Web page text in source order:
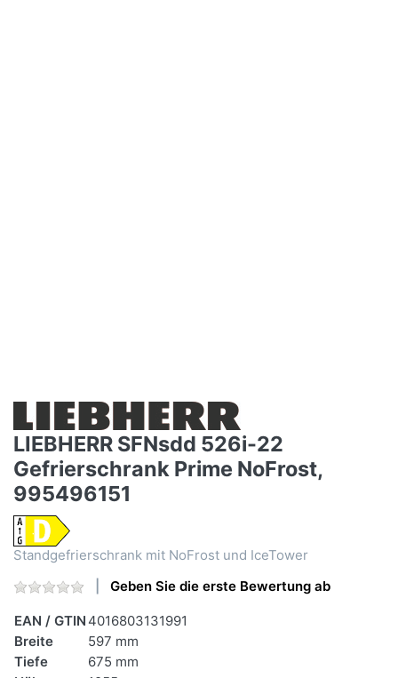
LIEBHERR SFNsdd 526i-22
Gefrierschrank Prime NoFrost,
995496151
Standgefrierschrank mit NoFrost und IceTower
Geben Sie die erste Bewertung ab
EAN / GTIN 4016803131991
Breite
597 mm
Tiefe
675 mm